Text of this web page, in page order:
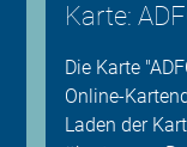
Karte:
Die Karte
Online-
Laden der